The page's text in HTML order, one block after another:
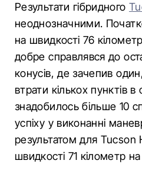
Результати гібридного
неоднозначними.
на швидкості 76
добре справлявся до
конусів, де зачепив
втрати кількох пунктів в
знадобилось більше 10
успіху у виконанні
результатом для Tucson
швидкості 71 кілометр